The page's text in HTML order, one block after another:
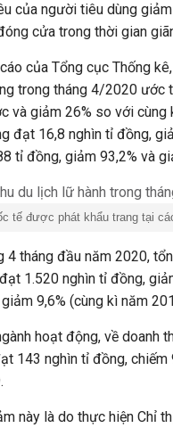
của người tiêu dùng
cửa trong thời gian
của Tổng cục Thống
trong tháng 4/2020 ước
và giảm 26% so với
đạt 16,8 nghìn tỉ đồng,
tỉ đồng, giảm 93,2% và
tế được phát khẩu trang tại
4 tháng đầu năm 2020,
1.520 nghìn tỉ đồng,
9,6% (cùng kì năm
hoạt động, về doanh
143 nghìn tỉ đồng,
này là do thực hiện Chỉ